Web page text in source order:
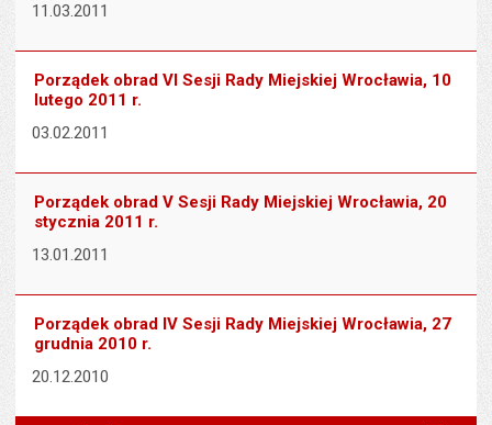
11.03.2011
Porządek obrad VI Sesji Rady Miejskiej Wrocławia, 10
lutego 2011 r.
03.02.2011
Porządek obrad V Sesji Rady Miejskiej Wrocławia, 20
stycznia 2011 r.
13.01.2011
Porządek obrad IV Sesji Rady Miejskiej Wrocławia, 27
grudnia 2010 r.
20.12.2010